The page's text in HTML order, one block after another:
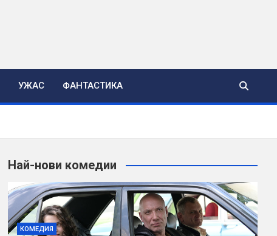
УЖАС ФАНТАСТИКА
Най-нови комедии
КОМЕДИЯ